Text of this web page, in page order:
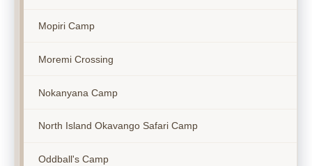
Mopiri Camp
Moremi Crossing
Nokanyana Camp
North Island Okavango Safari Camp
Oddball's Camp